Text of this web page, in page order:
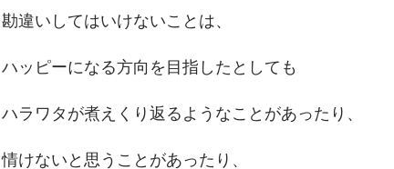
勘違いしてはいけないことは、
ハッピーになる方向を目指したとしても
ハラワタが煮えくり返るようなことがあったり、
情けないと思うことがあったり、